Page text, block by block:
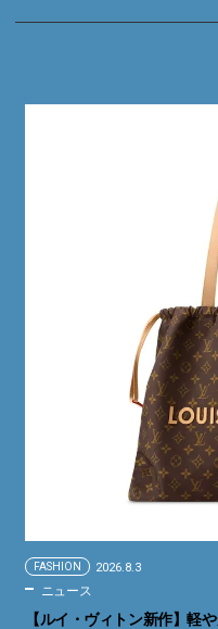
FASHION 2026.8.3
ニュース
【ルイ・ヴィトン新作】軽